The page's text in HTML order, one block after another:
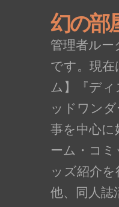
幻の部
管理者ルー
です。現在
ム】『デ
ッドワン
事を中心に
ーム・コ
ッズ紹介を
他、同人誌